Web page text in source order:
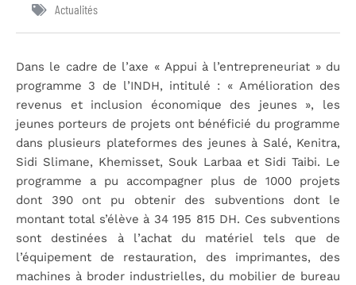
Actualités
Dans le cadre de l’axe « Appui à l’entrepreneuriat » du
programme 3 de l’INDH, intitulé : « Amélioration des
revenus et inclusion économique des jeunes », les
jeunes porteurs de projets ont bénéficié du programme
dans plusieurs plateformes des jeunes à Salé, Kenitra,
Sidi Slimane, Khemisset, Souk Larbaa et Sidi Taibi. Le
programme a pu accompagner plus de 1000 projets
dont 390 ont pu obtenir des subventions dont le
montant total s’élève à 34 195 815 DH. Ces subventions
sont destinées à l’achat du matériel tels que de
l’équipement de restauration, des imprimantes, des
machines à broder industrielles, du mobilier de bureau